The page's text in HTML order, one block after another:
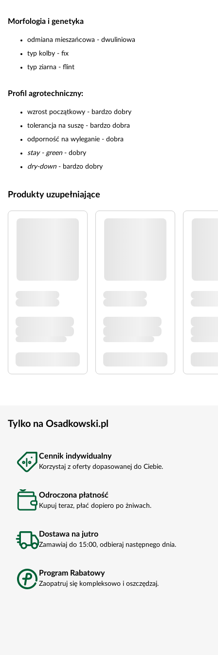
Morfologia i genetyka
odmiana mieszańcowa - dwuliniowa
typ kolby - fix
typ ziarna - flint
Profil agrotechniczny:
wzrost początkowy - bardzo dobry
tolerancja na suszę - bardzo dobra
odporność na wyleganie - dobra
stay - green - dobry
dry-down - bardzo dobry
Produkty uzupełniające
Tylko na Osadkowski.pl
Cennik indywidualny
Korzystaj z oferty dopasowanej do Ciebie.
Odroczona płatność
Kupuj teraz, płać dopiero po żniwach.
Dostawa na jutro
Zamawiaj do 15:00, odbieraj następnego dnia.
Program Rabatowy
Zaopatruj się kompleksowo i oszczędzaj.